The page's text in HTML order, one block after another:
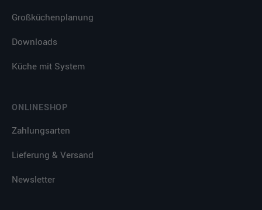
Großküchenplanung
Downloads
Küche mit System
ONLINESHOP
Zahlungsarten
Lieferung & Versand
Newsletter